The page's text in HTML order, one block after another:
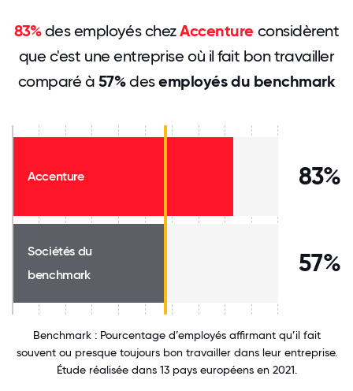
83%des employés chezAccenture considèrent
que c'est une entreprise où il fait bon travailler
comparé à 57%desemployés du benchmark
Accenture 83%
Sociétés du
benchmark
57%
Benchmark : Pourcentage d’employés affirmant qu’il fait
souvent ou presque toujours bon travailler dans leur entreprise.
Étude réalisée dans 13 pays européens en 2021.